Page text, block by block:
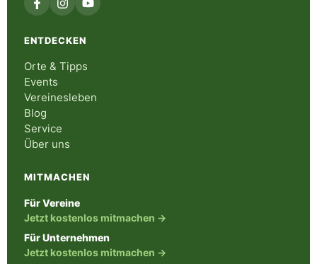
ENTDECKEN
Orte & Tipps
Events
Vereinesleben
Blog
Service
Über uns
MITMACHEN
Für Vereine
Jetzt kostenlos mitmachen →
Für Unternehmen
Jetzt kostenlos mitmachen →